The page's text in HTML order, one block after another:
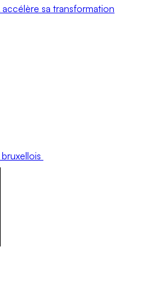
sa transformation